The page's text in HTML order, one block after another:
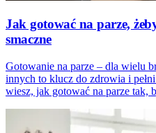
Jak gotować na parze,
smaczne
Gotowanie na parze – dla wielu
innych to klucz do zdrowia i
wiesz, jak gotować na parze tak,